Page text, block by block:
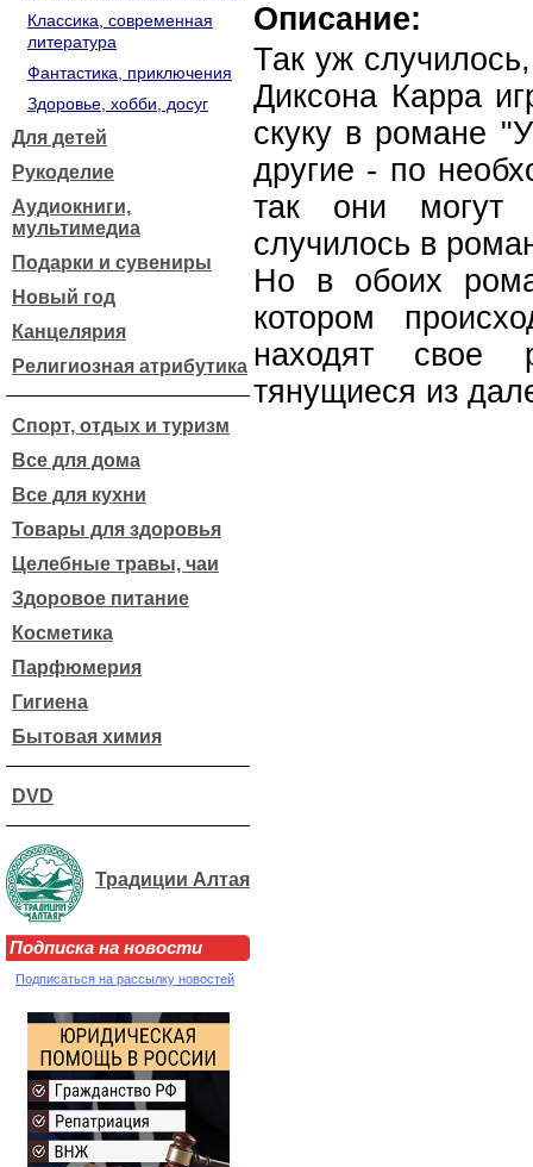
Классика, современная
литература
Фантастика, приключения
Здоровье, хобби, досуг
Для детей
Рукоделие
Аудиокниги,
мультимедиа
Подарки и сувениры
Новый год
Канцелярия
Религиозная атрибутика
Спорт, отдых и туризм
Все для дома
Все для кухни
Товары для здоровья
Целебные травы, чаи
Здоровое питание
Косметика
Парфюмерия
Гигиена
Бытовая химия
DVD
Традиции Алтая
Подписка на новости
Подписаться на рассылку новостей
Описание:
Так уж
Диксона Карра
скуку в романе
другие - по
так они могут
случилось в
Но в обоих
котором
находят свое
тянущиеся из